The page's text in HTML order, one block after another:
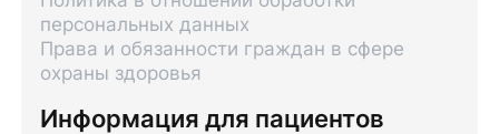
Информация для пациентов
персональных данных
Права и обязанности граждан в сфере
охраны здоровья